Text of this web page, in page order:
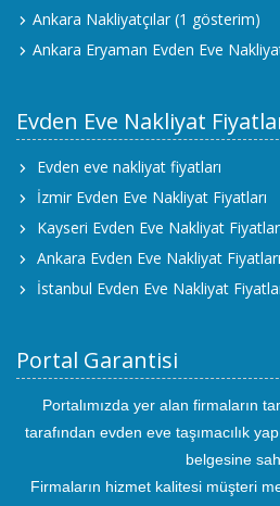
Ankara Nakliyatçılar (1 gösterim)
Ankara Eryaman Evden Eve
Evden Eve Nakliyat
Evden eve nakliyat fiyatları
İzmir Evden Eve Nakliyat Fiyatları
Kayseri Evden Eve Nakliyat
Ankara Evden Eve Nakliyat Fiyatları
İstanbul Evden Eve Nakliyat
Portal Garantisi
Portalımızda yer alan firmaların
tarafından evden eve taşımacılık
belgesine
Firmaların hizmet kalitesi müşteri